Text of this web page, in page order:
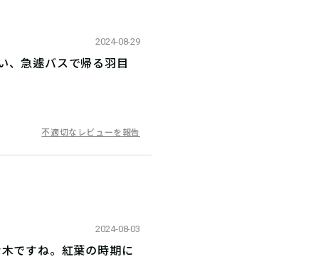
2024-08-29
、急遽バスで帰る羽目
不適切なレビューを報告
2024-08-03
ですね。紅葉の時期に